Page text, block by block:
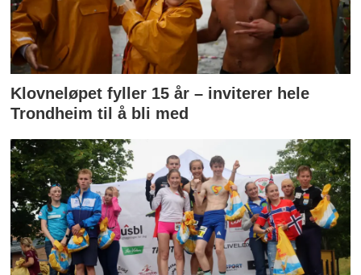
Klovneløpet fyller 15 år – inviterer hele
Trondheim til å bli med